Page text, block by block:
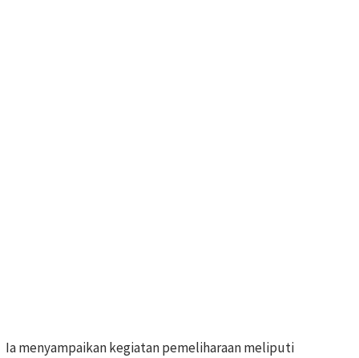
Ia menyampaikan kegiatan pemeliharaan meliputi